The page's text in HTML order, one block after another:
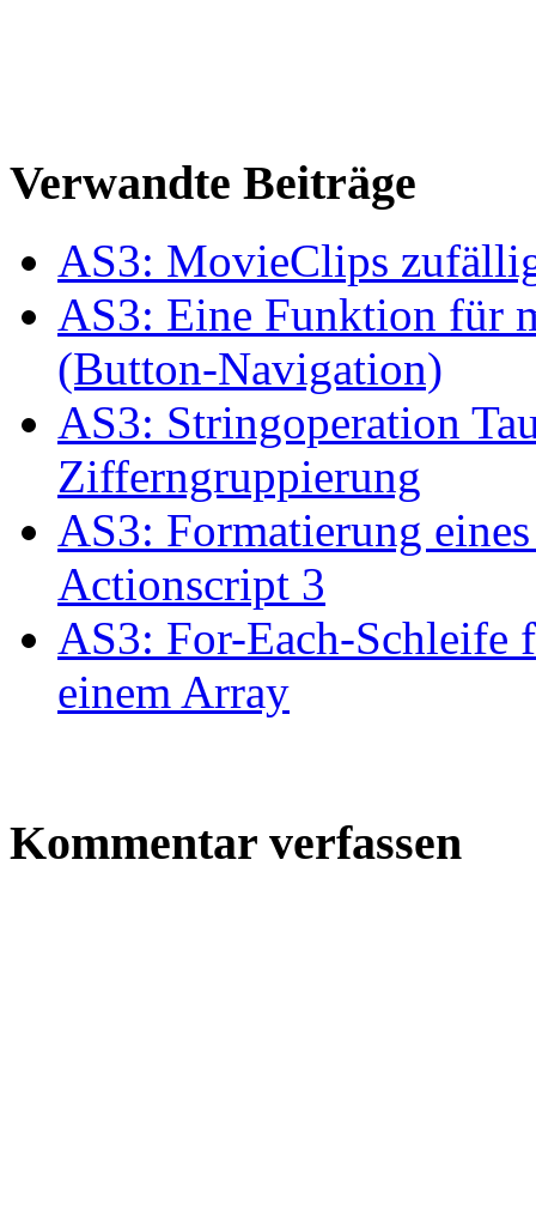
Verwandte Beiträge
AS3: MovieClips
AS3: Eine Funktion für
(Button-Navigation)
AS3: Stringoperation
Zifferngruppierung
AS3: Formatierung
Actionscript 3
AS3: For-Each-Schleife
einem Array
Kommentar verfassen